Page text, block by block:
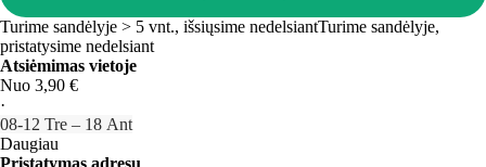
Turime sandėlyje > 5 vnt., išsiųsime nedelsiantTurime sandėlyje,
pristatysime nedelsiant
Atsiėmimas vietoje
Nuo 3,90 €
·
08‑12 Tre – 18 Ant
Daugiau
Pristatymas adresu